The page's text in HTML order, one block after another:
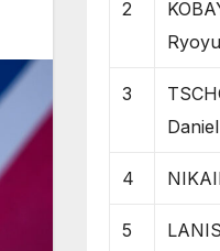
2
Ryoyu
3
Daniel
4
5